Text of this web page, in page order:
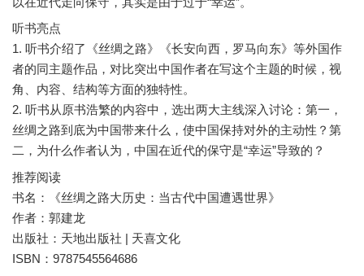
听书亮点
1. 听书介绍了《丝绸之路》《长安向西，罗马向东》等外国作
者的同主题作品，对比突出中国作者在写这个主题的时候，视
角、内容、结构等方面的独特性。
2. 听书从原书浩繁的内容中，选出两大主线深入讨论：第一，
丝绸之路到底为中国带来什么，使中国保持对外的主动性？第
推荐阅读
书名：《丝绸之路大历史：当古代中国遭遇世界》
作者：郭建龙
出版社：天地出版社 | 天喜文化
ISBN：9787545564686